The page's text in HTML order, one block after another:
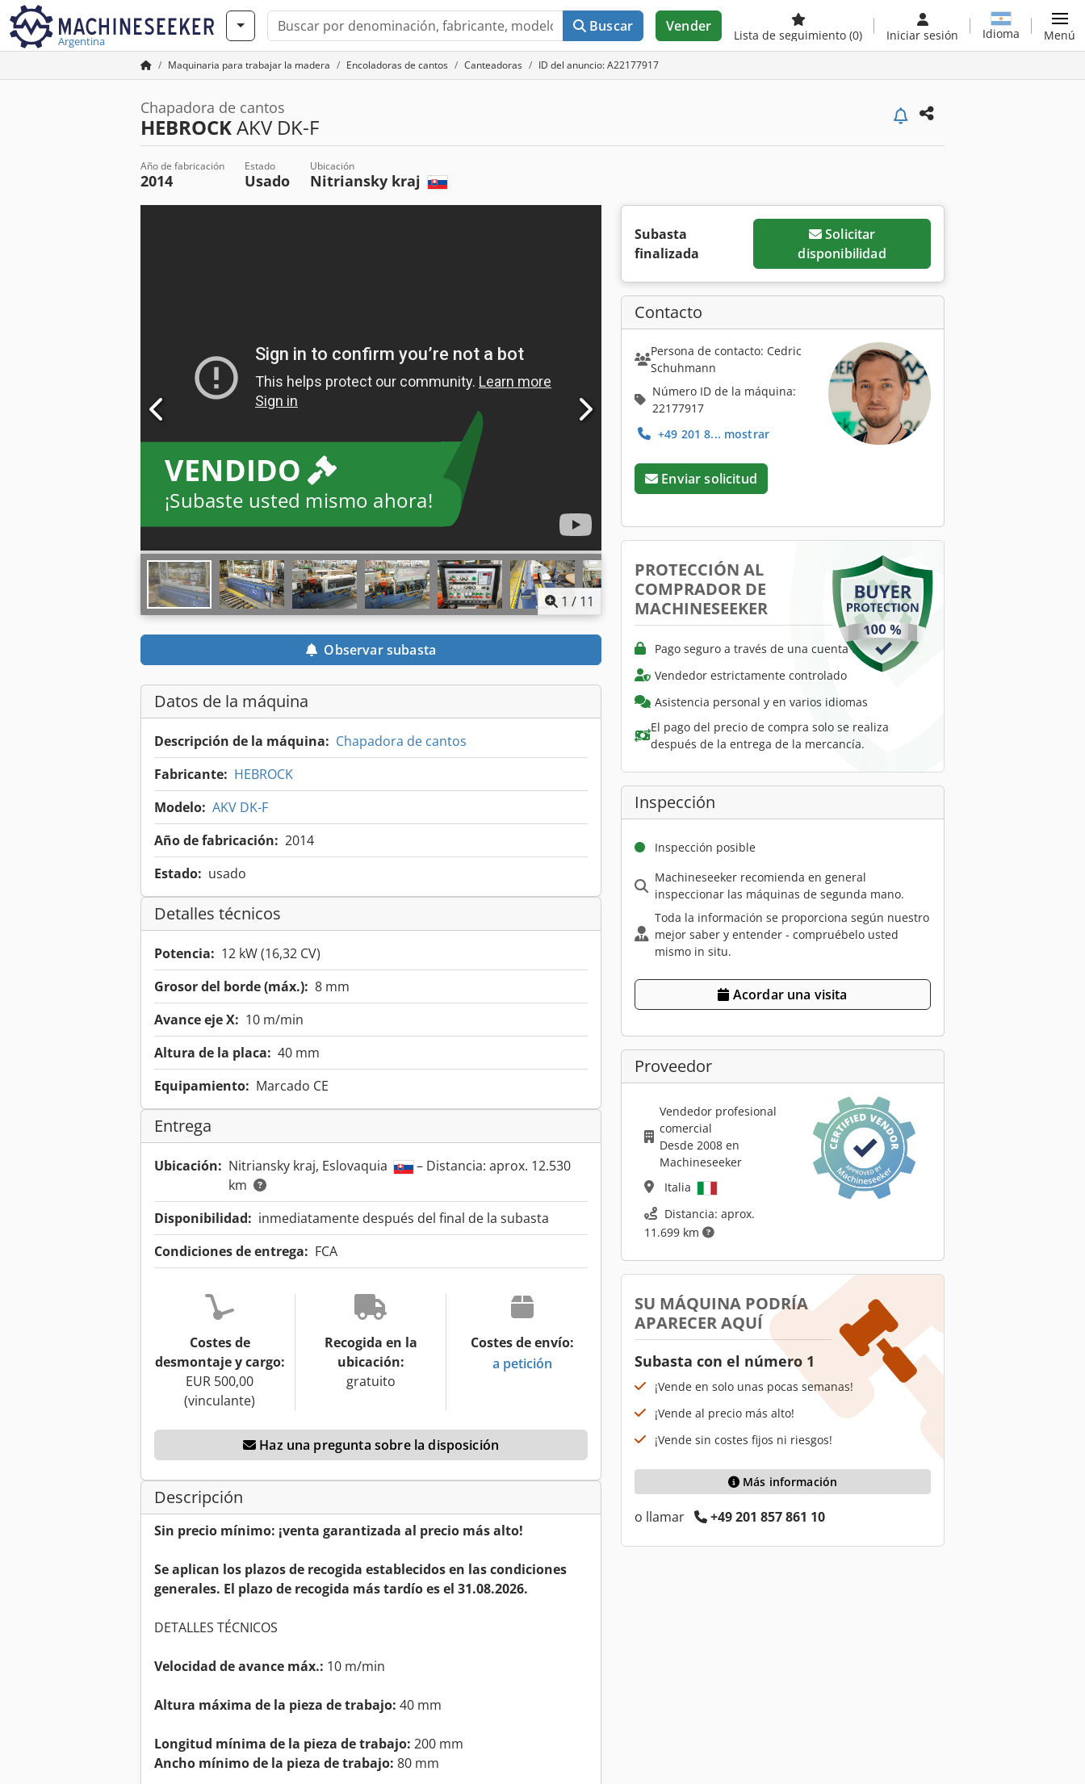
Argentina
Buscar Vender
Lista de seguimiento (0) Iniciar sesión Idioma Menú
Maquinaria para trabajar la madera Encoladoras de cantos Canteadoras ID del anuncio: A22177917
Chapadora de cantos
HEBROCKAKV DK-F
Año de fabricación
2014
Estado
Usado
Ubicación
Nitriansky kraj
VENDIDO
¡Subaste usted mismo ahora!
1 / 11
Observar subasta
Datos de la máquina
Descripción de la máquina: Chapadora de cantos
Fabricante: HEBROCK
Modelo: AKV DK-F
Año de fabricación: 2014
Estado: usado
Detalles técnicos
Potencia: 12 kW (16,32 CV)
Grosor del borde (máx.): 8 mm
Avance eje X: 10 m/min
Altura de la placa: 40 mm
Equipamiento: Marcado CE
Entrega
Ubicación: Nitriansky kraj, Eslovaquia
– Distancia: aprox. 12.530
km
Disponibilidad: inmediatamente después del final de la subasta
Condiciones de entrega: FCA
Costes de
desmontaje y cargo:
EUR 500,00
(vinculante)
Recogida en la
ubicación:
gratuito
Costes de envío:
a petición
Haz una pregunta sobre la disposición
Descripción
Sin precio mínimo: ¡venta garantizada al precio más alto!
Se aplican los plazos de recogida establecidos en las condiciones
generales. El plazo de recogida más tardío es el 31.08.2026.
DETALLES TÉCNICOS
Velocidad de avance máx.: 10 m/min
Altura máxima de la pieza de trabajo: 40 mm
Longitud mínima de la pieza de trabajo: 200 mm
Ancho mínimo de la pieza de trabajo: 80 mm
Subasta
finalizada
Solicitar
disponibilidad
Contacto
Persona de contacto: Cedric
Schuhmann
Número ID de la máquina:
22177917
+49 201 8... mostrar
Enviar solicitud
PROTECCIÓN AL
COMPRADOR DE
MACHINESEEKER
Pago seguro a través de una cuenta fiduciaria
Vendedor estrictamente controlado
Asistencia personal y en varios idiomas
El pago del precio de compra solo se realiza
después de la entrega de la mercancía.
Inspección
Inspección posible
Machineseeker recomienda en general
inspeccionar las máquinas de segunda mano.
Toda la información se proporciona según nuestro
mejor saber y entender - compruébelo usted
mismo in situ.
Acordar una visita
Proveedor
Vendedor profesional
comercial
Desde 2008 en
Machineseeker
Italia
Distancia: aprox.
11.699 km
SU MÁQUINA PODRÍA
APARECER AQUÍ
Subasta con el número 1
¡Vende en solo unas pocas semanas!
¡Vende al precio más alto!
¡Vende sin costes fijos ni riesgos!
Más información
o llamar +49 201 857 861 10